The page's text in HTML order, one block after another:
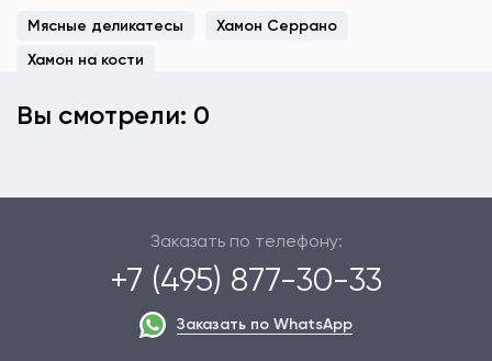
Мясные деликатесы
Хамон Серрано
Хамон на кости
Вы смотрели: 0
Заказать по телефону:
+7 (495) 877-30-33
Заказать по WhatsApp